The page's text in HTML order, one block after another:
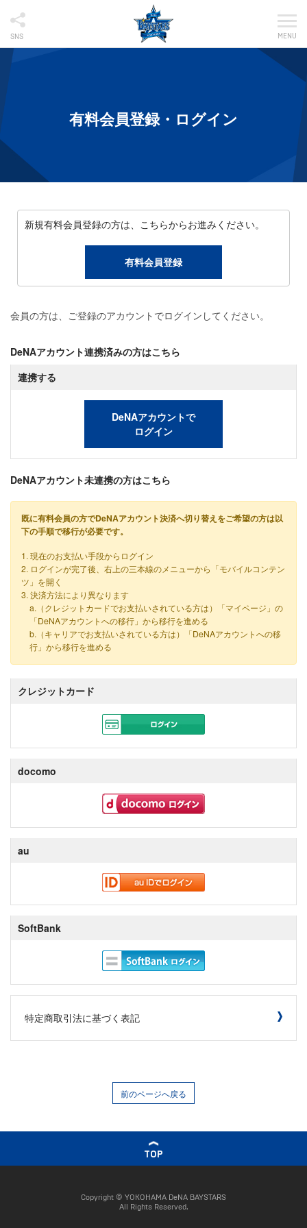
SNS MENU
有料会員登録・ログイン
新規有料会員登録の方は、こちらからお進みください。
有料会員登録
会員の方は、ご登録のアカウントでログインしてください。
DeNAアカウント連携済みの方はこちら
連携する
DeNAアカウントで
ログイン
DeNAアカウント未連携の方はこちら
既に有料会員の方でDeNAアカウント決済へ切り替えをご希望の方は以
下の手順で移行が必要です。
1. 現在のお支払い手段からログイン
2. ログインが完了後、右上の三本線のメニューから「モバイルコンテン
ツ」を開く
3. 決済方法により異なります
a.（クレジットカードでお支払いされている方は）「マイページ」の
「DeNAアカウントへの移行」から移行を進める
b.（キャリアでお支払いされている方は）「DeNAアカウントへの移
行」から移行を進める
クレジットカード
docomo
au
SoftBank
特定商取引法に基づく表記
前のページへ戻る
TOP
Copyright © YOKOHAMA DeNA BAYSTARS
All Rights Reserved.